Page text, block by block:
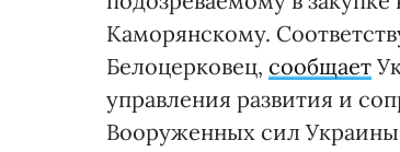
Каморянскому.
Белоцерковец, сообщает
управления развития и
Вооруженных сил